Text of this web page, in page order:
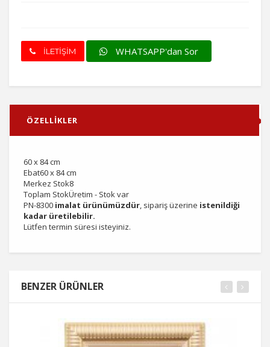
İLETİŞİM WHATSAPP'dan Sor
ÖZELLİKLER
60 x 84 cm
Ebat60 x 84 cm
Merkez Stok8
Toplam StokÜretim - Stok var
PN-8300 imalat ürünümüzdür, sipariş üzerine istenildiği
kadar üretilebilir.
Lütfen termin süresi isteyiniz.
BENZER ÜRÜNLER